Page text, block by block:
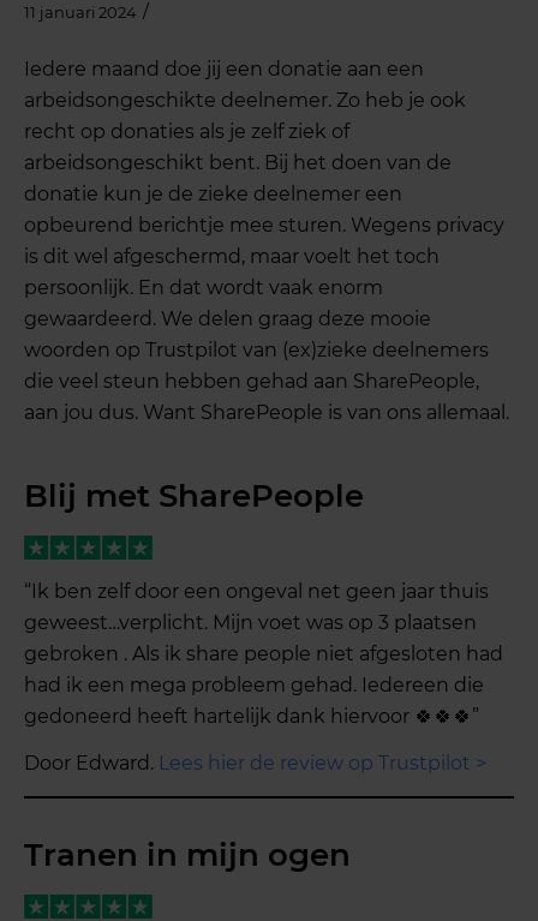
11 januari 2024 /
Iedere maand doe jij een donatie aan een
arbeidsongeschikte deelnemer. Zo heb je ook
recht op donaties als je zelf ziek of
arbeidsongeschikt bent. Bij het doen van de
donatie kun je de zieke deelnemer een
opbeurend berichtje mee sturen. Wegens privacy
is dit wel afgeschermd, maar voelt het toch
persoonlijk. En dat wordt vaak enorm
gewaardeerd. We delen graag deze mooie
woorden op Trustpilot van (ex)zieke deelnemers
die veel steun hebben gehad aan SharePeople,
aan jou dus. Want SharePeople is van ons allemaal.
Blij met SharePeople
“Ik ben zelf door een ongeval net geen jaar thuis
geweest…verplicht. Mijn voet was op 3 plaatsen
gebroken . Als ik share people niet afgesloten had
had ik een mega probleem gehad. Iedereen die
gedoneerd heeft hartelijk dank hiervoor 🍀🍀🍀”
Door Edward. Lees hier de review op Trustpilot >
Tranen in mijn ogen